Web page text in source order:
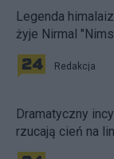
Legenda
żyje Nirmal
Redakcja
Dramatyczny
rzucają cień na